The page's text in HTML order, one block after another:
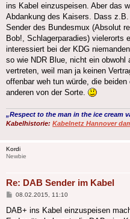
ins Kabel einzuspeisen. Aber das
Abdankung des Kaisers. Dass
Sender des Bundesmux (Absolut
Bob!, Schlagerparadies) vielerorts
interessiert bei der KDG
so wie NDR Blue, nicht ein obwohl
vertreten, weil man ja keinen
offenbar weh tun würde, die
anderen von der Sorte.
„Respect to the man in the ice cream
Kabelhistorie: Kabelnetz Hannover
Kordi
Newbie
Re: DAB Sender im Kabel
Beitrag
08.02.2015, 11:10
DAB+ ins Kabel einzuspeisen